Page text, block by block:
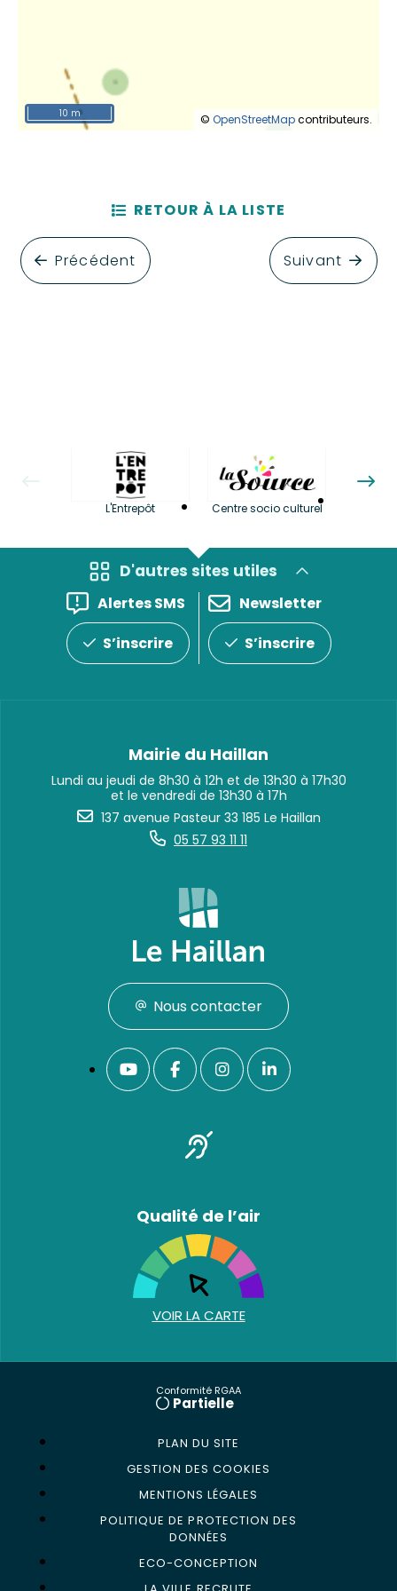
© OpenStreetMapcontributeurs.
10 m
Précédent
RETOUR À LA LISTE
Suivant
L'Entrepôt Centre socio culturel
D'autres sites utiles
Alertes SMS
S’inscrire
Newsletter
S’inscrire
Mairie du Haillan
Lundi au jeudi de 8h30 à 12h et de 13h30 à 17h30
et le vendredi de 13h30 à 17h
137 avenue Pasteur 33 185 Le Haillan
05 57 93 11 11
Nous contacter
Qualité de l’air
VOIR LA CARTE
Conformité RGAA
Partielle
PLAN DU SITE
GESTION DES COOKIES
MENTIONS LÉGALES
POLITIQUE DE PROTECTION DES
DONNÉES
ECO-CONCEPTION